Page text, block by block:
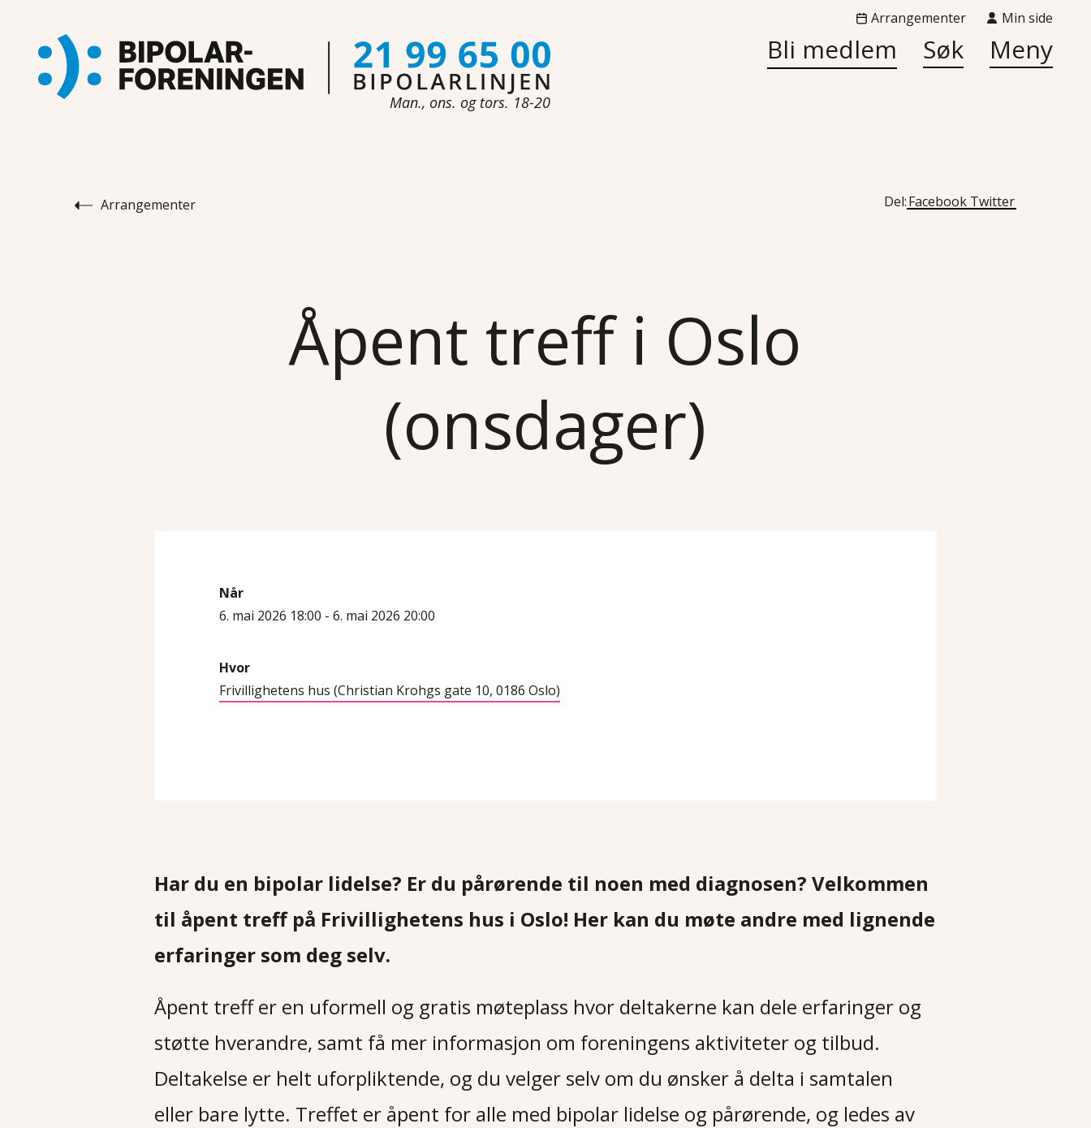
Arrangementer Min side
Man., ons. og tors. 18-20
Bli medlem Søk Meny
Del:Facebook Twitter
Arrangementer
Åpent treff i Oslo
(onsdager)
Når
6. mai 2026 18:00 - 6. mai 2026 20:00
Hvor
Frivillighetens hus (Christian Krohgs gate 10, 0186 Oslo)
Har du en bipolar lidelse? Er du pårørende til noen med diagnosen? Velkommen
til åpent treff på Frivillighetens hus i Oslo! Her kan du møte andre med lignende
erfaringer som deg selv.
Åpent treff er en uformell og gratis møteplass hvor deltakerne kan dele erfaringer og
støtte hverandre, samt få mer informasjon om foreningens aktiviteter og tilbud.
Deltakelse er helt uforpliktende, og du velger selv om du ønsker å delta i samtalen
eller bare lytte. Treffet er åpent for alle med bipolar lidelse og pårørende, og ledes av